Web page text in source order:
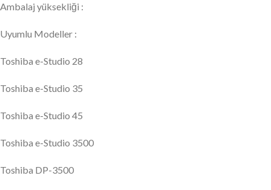
Ambalaj yüksekliği :
Uyumlu Modeller :
Toshiba e-Studio 28
Toshiba e-Studio 35
Toshiba e-Studio 45
Toshiba e-Studio 3500
Toshiba DP-3500